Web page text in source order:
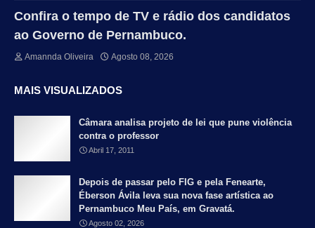
Confira o tempo de TV e rádio dos candidatos
ao Governo de Pernambuco.
Amannda Oliveira Agosto 08, 2026
MAIS VISUALIZADOS
Câmara analisa projeto de lei que pune violência
contra o professor
Abril 17, 2011
Depois de passar pelo FIG e pela Fenearte,
Éberson Ávila leva sua nova fase artística ao
Pernambuco Meu País, em Gravatá.
Agosto 02, 2026